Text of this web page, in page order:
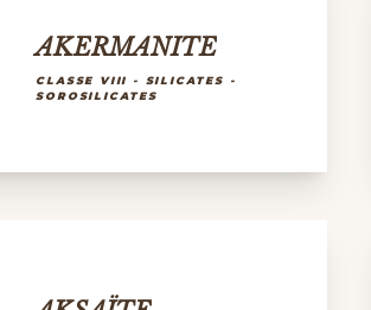
AKERMANITE
CLASSE VIII - SILICATES -
SOROSILICATES